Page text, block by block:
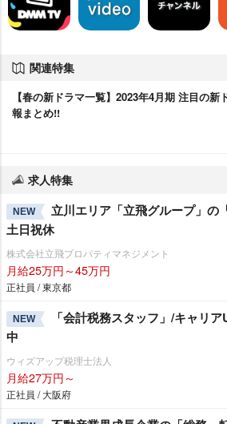
関連特集
【春の新ドラマ一覧】2023年4月期 注目の新
報まとめ!!
求人特集
NEW
立川エリア「立飛グループ」の
土日祝休
株式会社立飛プロパティマネジメント
月給25万円～45万円
正社員 / 東京都
NEW
「会計税務スタッフ」/キャリ
中
ウィズアップ税理士法人
月給27万円～
正社員 / 大阪府